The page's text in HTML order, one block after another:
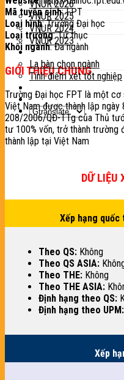
VNUR 2026
VNUR 2025
VNUR 2024
VNUR 2023
Tiện ích
La bàn chọn ngành
Tính điểm xét tốt nghiệp
Tin tức
Liên hệ
Mã tuyển sinh: FPT
Loại hình: Trường Đại học
Loại trường: Tư thục
Khối ngành: Đa ngành
GIỚI THIỆU CHUNG
Trường Đại học FPT là một
Việt Nam được thành lập
208/2006/QĐ-TTg của Thủ
tư 100% vốn, trở thành trường
thành lập tại Việt Nam
DỮ LIỆU
Xếp hạng
Theo QS: Không
Theo QS ASIA:
Theo THE: Không
Theo THE ASIA:
Định hạng theo QS:
Định hạng theo UPM:
Xếp